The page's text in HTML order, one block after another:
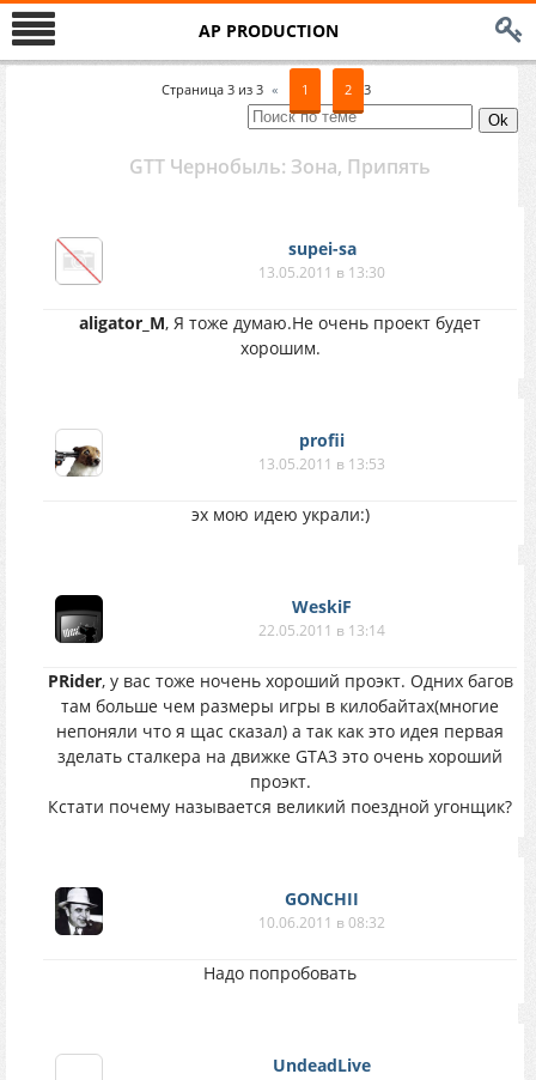
AP PRODUCTION
Страница 3 из 3 « 1 2 3
GTT Чернобыль: Зона, Припять
supei-sa
13.05.2011 в 13:30
aligator_M, Я тоже думаю.Не очень проект будет
хорошим.
profii
13.05.2011 в 13:53
эх мою идею украли:)
WeskiF
22.05.2011 в 13:14
PRider, у вас тоже ночень хороший проэкт. Одних багов
там больше чем размеры игры в килобайтах(многие
непоняли что я щас сказал) а так как это идея первая
зделать сталкера на движке GTA3 это очень хороший
проэкт.
Кстати почему называется великий поездной угонщик?
GONCHII
10.06.2011 в 08:32
Надо попробовать
UndeadLive